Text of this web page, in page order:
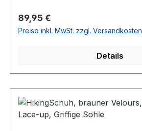
Regulärer Preis:
89,95 €
Preise inkl. MwSt. zzgl. Versandkosten
Details